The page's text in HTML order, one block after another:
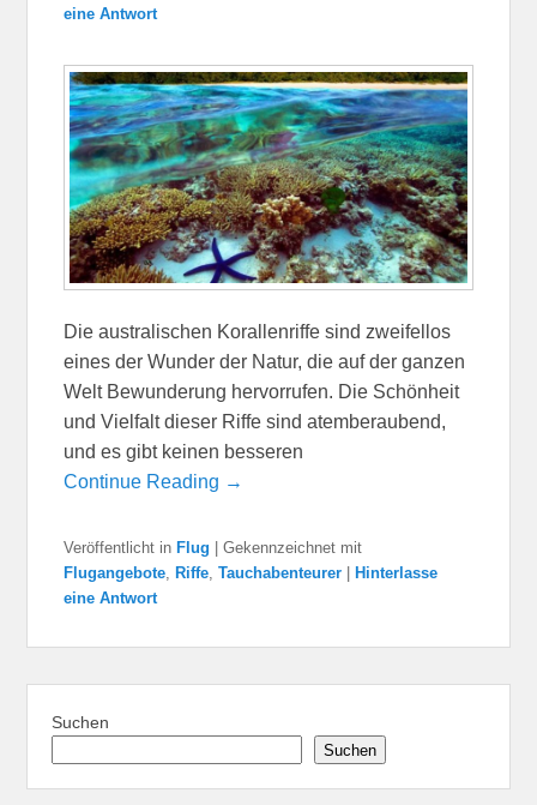
eine Antwort
Die australischen Korallenriffe sind zweifellos
eines der Wunder der Natur, die auf der ganzen
Welt Bewunderung hervorrufen. Die Schönheit
und Vielfalt dieser Riffe sind atemberaubend,
und es gibt keinen besseren
Continue Reading →
Veröffentlicht in Flug |Gekennzeichnet mit
Flugangebote, Riffe,Tauchabenteurer
Hinterlasse
eine Antwort
Suchen
Suchen